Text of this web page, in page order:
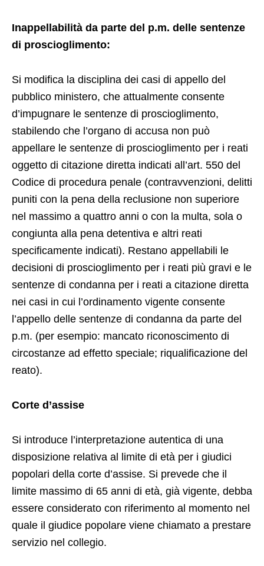
Inappellabilità da parte del p.m. delle sentenze
di proscioglimento:
Si modifica la disciplina dei casi di appello del
pubblico ministero, che attualmente consente
d’impugnare le sentenze di proscioglimento,
stabilendo che l’organo di accusa non può
appellare le sentenze di proscioglimento per i reati
oggetto di citazione diretta indicati all’art. 550 del
Codice di procedura penale (contravvenzioni, delitti
puniti con la pena della reclusione non superiore
nel massimo a quattro anni o con la multa, sola o
congiunta alla pena detentiva e altri reati
specificamente indicati). Restano appellabili le
decisioni di proscioglimento per i reati più gravi e le
sentenze di condanna per i reati a citazione diretta
nei casi in cui l’ordinamento vigente consente
l’appello delle sentenze di condanna da parte del
p.m. (per esempio: mancato riconoscimento di
circostanze ad effetto speciale; riqualificazione del
reato).
Corte d’assise
Si introduce l’interpretazione autentica di una
disposizione relativa al limite di età per i giudici
popolari della corte d’assise. Si prevede che il
limite massimo di 65 anni di età, già vigente, debba
essere considerato con riferimento al momento nel
quale il giudice popolare viene chiamato a prestare
servizio nel collegio.